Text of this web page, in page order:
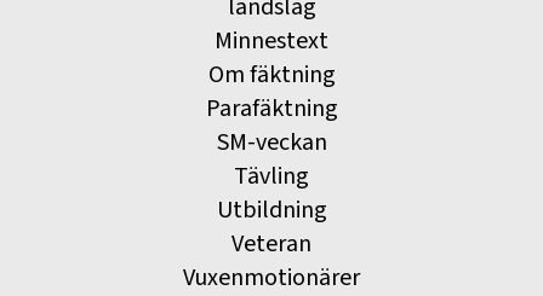
landslag
Minnestext
Om fäktning
Parafäktning
SM-veckan
Tävling
Utbildning
Veteran
Vuxenmotionärer